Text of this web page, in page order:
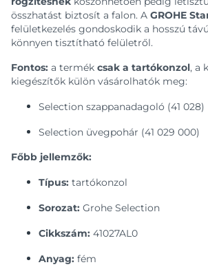
összhatást biztosít a falon. A GROHE
felületkezelés gondoskodik a hosszú
könnyen tisztítható felületről.
Fontos: a termék csak a tartókonzol, a
kiegészítők külön vásárolhatók meg:
Selection szappanadagoló (41 028)
Selection üvegpohár (41 029 000)
Főbb jellemzők:
Típus: tartókonzol
Sorozat: Grohe Selection
Cikkszám: 41027AL0
Anyag: fém